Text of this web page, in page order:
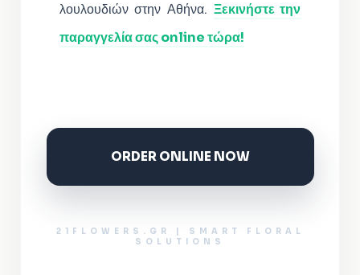
λουλουδιών στην Αθήνα. Ξεκινήστε την
παραγγελία σας online τώρα!
ORDER ONLINE NOW
21FLOWERS.GR | SMART FLORAL
SOLUTIONS